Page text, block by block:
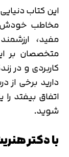
این کتاب
مخاطب خودش
مفید،
متخصصان بر
کاربردی و در
دارید برخی
اتفاق بیفتد را
شوید.
با دکتر